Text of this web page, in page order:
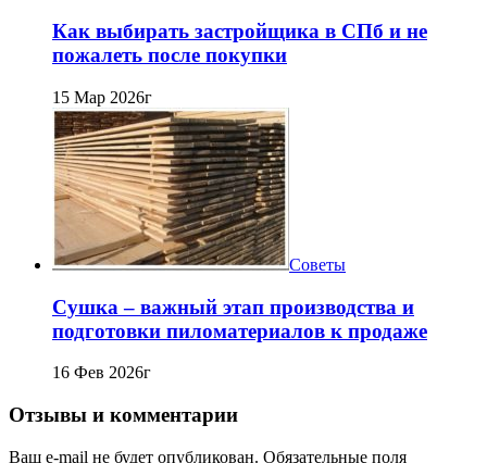
Как выбирать застройщика в СПб и не
пожалеть после покупки
15 Мар 2026г
Советы
Сушка – важный этап производства и
подготовки пиломатериалов к продаже
16 Фев 2026г
Отзывы и комментарии
Ваш e-mail не будет опубликован. Обязательные поля